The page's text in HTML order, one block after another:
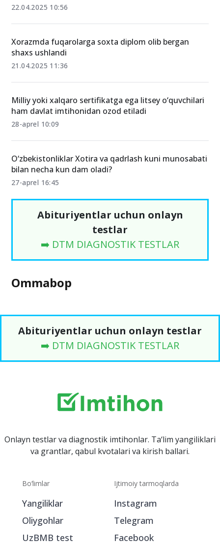
22.04.2025 10:56
Xorazmda fuqarolarga soxta diplom olib bergan
shaxs ushlandi
21.04.2025 11:36
Milliy yoki xalqaro sertifikatga ega litsey o‘quvchilari
ham davlat imtihonidan ozod etiladi
28-aprel 10:09
O‘zbekistonliklar Xotira va qadrlash kuni munosabati
bilan necha kun dam oladi?
27-aprel 16:45
Abituriyentlar uchun onlayn
testlar
➡️ DTM DIAGNOSTIK TESTLAR
Ommabop
Abituriyentlar uchun onlayn testlar
➡️ DTM DIAGNOSTIK TESTLAR
Onlayn testlar va diagnostik imtihonlar. Ta‘lim yangiliklari
va grantlar, qabul kvotalari va kirish ballari.
Bo‘limlar
Yangiliklar
Oliygohlar
UzBMB test
Ijtimoiy tarmoqlarda
Instagram
Telegram
Facebook